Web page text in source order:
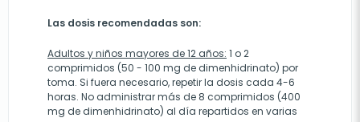
Las dosis recomendadas son:
Adultos y niños mayores de 12 años: 1 o 2
comprimidos (50 - 100 mg de dimenhidrinato) por
toma. Si fuera necesario, repetir la dosis cada 4-6
horas. No administrar más de 8 comprimidos (400
mg de dimenhidrinato) al día repartidos en varias